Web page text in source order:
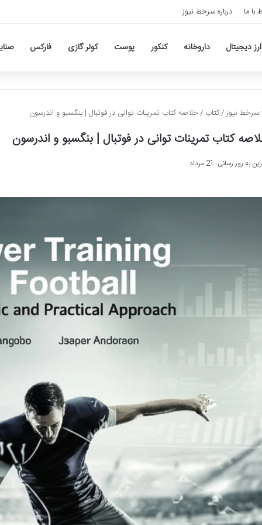
با ما درباره سرخط نیوز
ارز دیجیتال داروخانه کنکور پوست کولر گازی فارکس
سرخط نیوز/کتاب /خلاصه کتاب تمرینات توانی در فوتبال | بنگسبو و اندرسون
کتاب تمرینات توانی در فوتبال | بنگسبو و اندرسون
به روز رسانی: 21 مرداد